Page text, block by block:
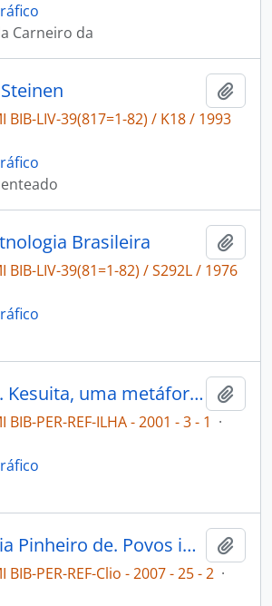
Carneiro da
BIB-LIV-39(817=1-82) / K18 / 1993
Brasileira
BIB-LIV-39(81=1-82) / S292L / 1976
LITAIFF, Aldo. Kesuita, uma metáfora mítico-histórica [ILHA]
BIB-PER-REF-ILHA - 2001 - 3 - 1 ·
MELO, Patrícia Pinheiro de. Povos indigenas e conquista nos sertões da Capitania da Paraíba [Clio]
BIB-PER-REF-Clio - 2007 - 25 - 2 ·